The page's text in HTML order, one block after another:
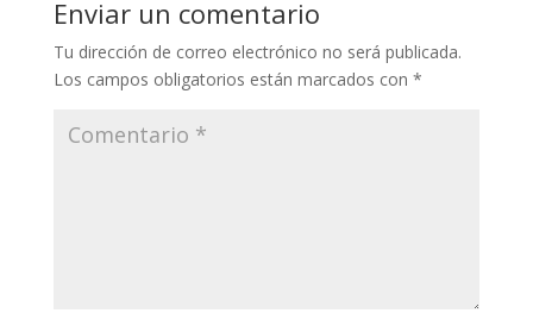
Enviar un comentario
Tu dirección de correo electrónico no será publicada.
Los campos obligatorios están marcados con *